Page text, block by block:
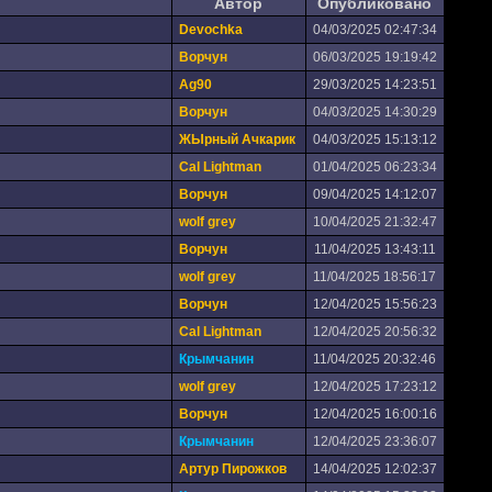
Devochka
04/03/2025 02:47:34
Ворчун
06/03/2025 19:19:42
Ag90
29/03/2025 14:23:51
Ворчун
04/03/2025 14:30:29
ЖЫрный Ачкарик
04/03/2025 15:13:12
Cal Lightman
01/04/2025 06:23:34
Ворчун
09/04/2025 14:12:07
wolf grey
10/04/2025 21:32:47
Ворчун
11/04/2025 13:43:11
wolf grey
11/04/2025 18:56:17
Ворчун
12/04/2025 15:56:23
Cal Lightman
12/04/2025 20:56:32
Крымчанин
11/04/2025 20:32:46
wolf grey
12/04/2025 17:23:12
Ворчун
12/04/2025 16:00:16
Крымчанин
12/04/2025 23:36:07
Артур Пирожков
14/04/2025 12:02:37